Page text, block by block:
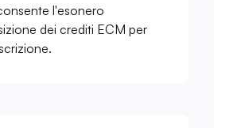
l'esonero
dei crediti ECM per